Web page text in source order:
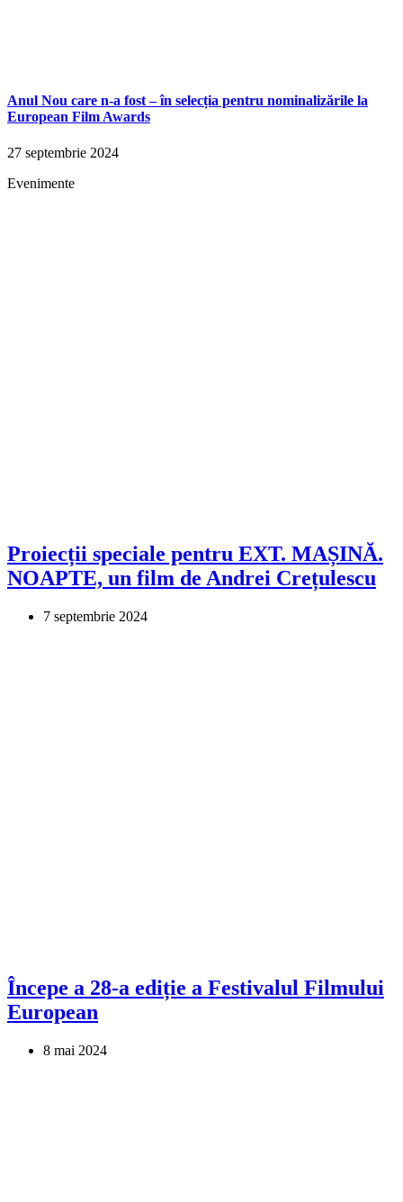
Anul Nou care n-a fost – în selecția pentru nominalizările la
European Film Awards
27 septembrie 2024
Evenimente
Proiecții speciale pentru EXT. MAȘINĂ.
NOAPTE, un film de Andrei Crețulescu
7 septembrie 2024
Începe a 28-a ediție a Festivalul Filmului
European
8 mai 2024